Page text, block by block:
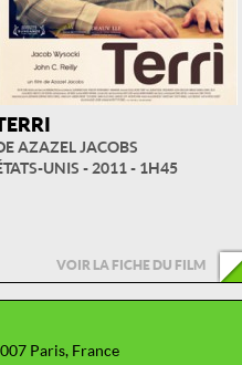
AZAZEL JACOBS
UNIS - 2011 - 1H45
VOIR LA FICHE DU FILM
Paris, France